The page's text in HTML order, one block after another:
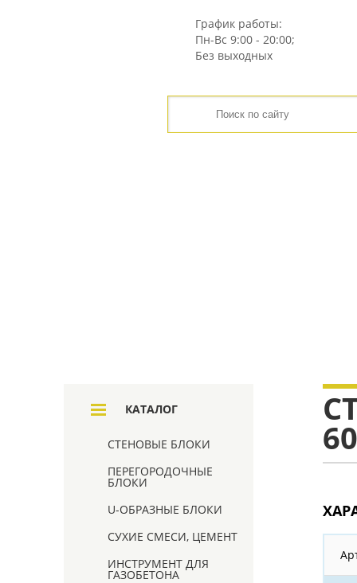
График работы:
Пн-Вс 9:00 - 20:00;
Без выходных
КАТАЛОГ
СТЕНОВЫЕ БЛОКИ
ПЕРЕГОРОДОЧНЫЕ
БЛОКИ
U-ОБРАЗНЫЕ БЛОКИ
СУХИЕ СМЕСИ, ЦЕМЕНТ
ИНСТРУМЕНТ ДЛЯ
ГАЗОБЕТОНА